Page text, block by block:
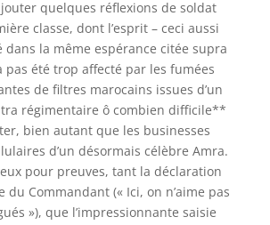
quelques réflexions de soldat
classe, dont l’esprit – ceci aussi
dans la même espérance citée supra
pas été trop affecté par les fumées
de filtres marocains issues d’un
régimentaire ô combien difficile**
bien autant que les businesses
d’un désormais célèbre Amra.
pour preuves, tant la déclaration
du Commandant (« Ici, on n’aime pas
»), que l’impressionnante saisie